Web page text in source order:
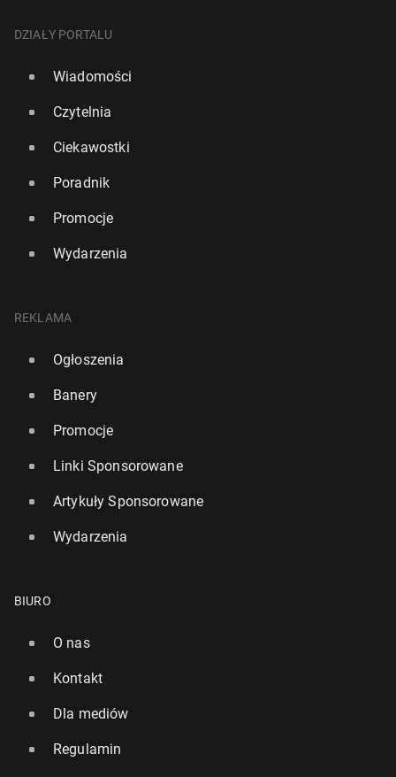
DZIAŁY PORTALU
Wiadomości
Czytelnia
Ciekawostki
Poradnik
Promocje
Wydarzenia
REKLAMA
Ogłoszenia
Banery
Promocje
Linki Sponsorowane
Artykuły Sponsorowane
Wydarzenia
BIURO
O nas
Kontakt
Dla mediów
Regulamin